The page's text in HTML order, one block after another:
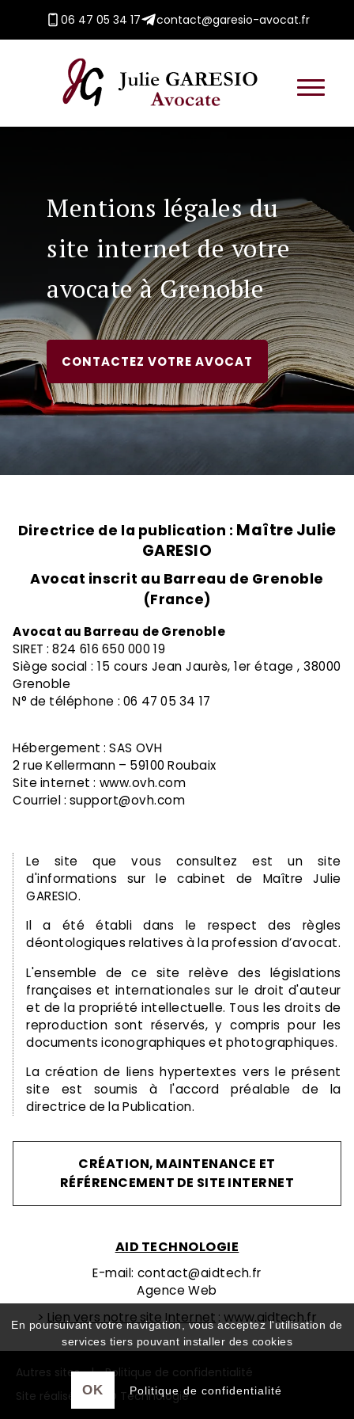
En poursuivant votre navigation, vous acceptez l'utilisation de
services tiers pouvant installer des cookies
OK Politique de confidentialité
06 47 05 34 17 contact@garesio-avocat.fr
Mentions légales du
site internet de votre
avocate à Grenoble
CONTACTEZ VOTRE AVOCAT
Directrice de la publication : Maître Julie
GARESIO
Avocat inscrit au Barreau de Grenoble
(France)
Avocat au Barreau de Grenoble
SIRET : 824 616 650 000 19
Siège social : 15 cours Jean Jaurès, 1er étage , 38000
Grenoble
N° de téléphone : 06 47 05 34 17
Hébergement : SAS OVH
2 rue Kellermann – 59100 Roubaix
Site internet : www.ovh.com
Courriel : support@ovh.com
Le site que vous consultez est un site
d'informations sur le cabinet de Maître Julie
GARESIO.
Il a été établi dans le respect des règles
déontologiques relatives à la profession d’avocat.
L'ensemble de ce site relève des législations
françaises et internationales sur le droit d'auteur
et de la propriété intellectuelle. Tous les droits de
reproduction sont réservés, y compris pour les
documents iconographiques et photographiques.
La création de liens hypertextes vers le présent
site est soumis à l'accord préalable de la
directrice de la Publication.
CRÉATION, MAINTENANCE ET
RÉFÉRENCEMENT DE SITE INTERNET
AID TECHNOLOGIE
E-mail: contact@aidtech.fr
Agence Web
> Lien vers notre site Internet : www.aidtech.fr
Autres sites |
Politique de confidentialité
Site réalisé par AID Technologie